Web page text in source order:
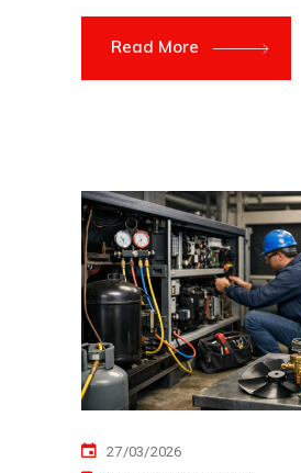
Read More
27/03/2026